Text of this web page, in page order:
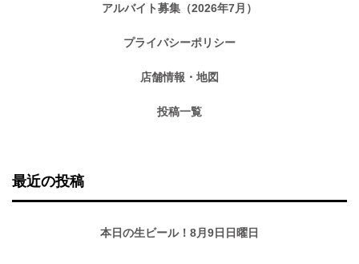
アルバイト募集（2026年7月）
プライバシーポリシー
店舗情報・地図
投稿一覧
最近の投稿
本日の生ビール！8月9日日曜日